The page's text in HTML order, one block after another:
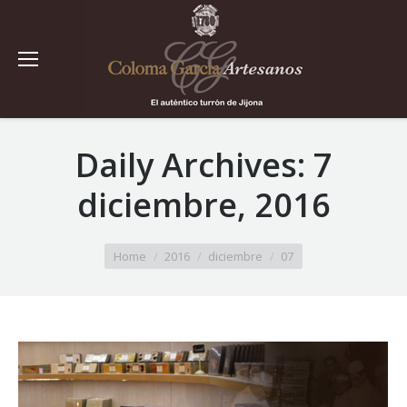
Daily Archives: 7
diciembre, 2016
Home 2016 diciembre 07